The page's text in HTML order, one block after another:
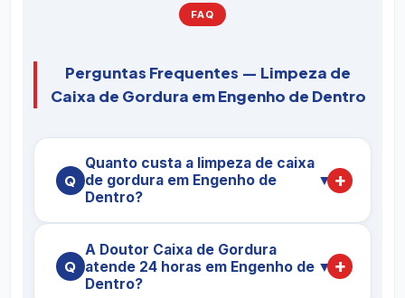
FAQ
Perguntas Frequentes — Limpeza de
Caixa de Gordura em Engenho de Dentro
Quanto custa a limpeza de caixa
de gordura em Engenho de
Dentro?
▼
Engenho de Dentrovaria conforme a
capacidade da caixa (em litros), o nível de
A Doutor Caixa de Gordura
atende 24 horas em Engenho de
Dentro?
▼